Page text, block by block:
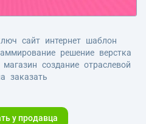
сайт интернет шаблон
решение верстка
магазин создание отраслевой
заказать
у продавца